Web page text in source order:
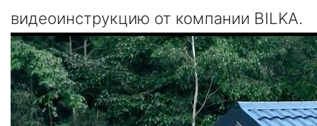
видеоинструкцию от компании BILKA.